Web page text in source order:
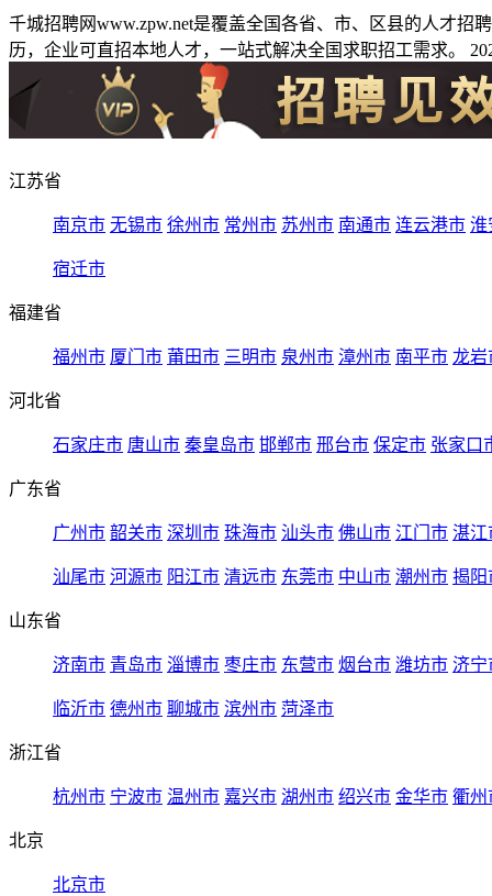
千城招聘网www.zpw.net是覆盖全国各省、市、区县的人才
历，企业可直招本地人才，一站式解决全国求职招工需求。
江苏省
南京市 无锡市 徐州市 常州市 苏州市 南通市 连云港市 淮
宿迁市
福建省
福州市 厦门市 莆田市 三明市 泉州市 漳州市 南平市 龙岩
河北省
石家庄市 唐山市 秦皇岛市 邯郸市 邢台市 保定市 张家口
广东省
广州市 韶关市 深圳市 珠海市 汕头市 佛山市 江门市 湛江
汕尾市 河源市 阳江市 清远市 东莞市 中山市 潮州市 揭阳
山东省
济南市 青岛市 淄博市 枣庄市 东营市 烟台市 潍坊市 济宁
临沂市 德州市 聊城市 滨州市 菏泽市
浙江省
杭州市 宁波市 温州市 嘉兴市 湖州市 绍兴市 金华市 衢州
北京
北京市